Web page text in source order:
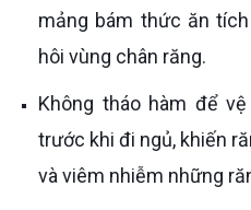
mảng bám thức ăn
hôi vùng chân răng.
Không tháo hàm để vệ sinh sau mỗi bữa ăn và
trước khi đi ngủ, khiến
và viêm nhiễm những